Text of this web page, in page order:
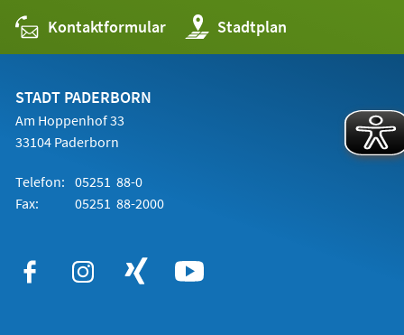
Kontaktformular Stadtplan
(Öffnet
in
einem
STADT PADERBORN
Am Hoppenhof 33
33104 Paderborn
Telefon: 05251 88-0
Fax:
05251 88-2000